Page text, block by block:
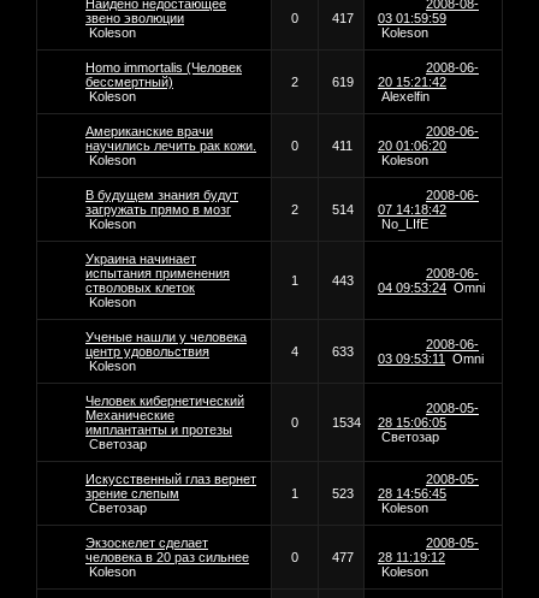
Найдено недостающее
звено эволюции
Koleson
0 417
2008-08-
03 01:59:59
Koleson
Homo immortalis (Человек
бессмертный)
Koleson
2 619
2008-06-
20 15:21:42
Alexelfin
Американские врачи
научились лечить рак кожи.
Koleson
0 411
2008-06-
20 01:06:20
Koleson
В будущем знания будут
загружать прямо в мозг
Koleson
2 514
2008-06-
07 14:18:42
No_LIfE
Украина начинает
испытания применения
стволовых клеток
Koleson
1 443
2008-06-
04 09:53:24 Omni
Ученые нашли у человека
центр удовольствия
Koleson
4 633
2008-06-
03 09:53:11
Omni
Человек кибернетический
Механические
имплантанты и протезы
Светозар
0 1534
2008-05-
28 15:06:05
Светозар
Искусственный глаз вернет
зрение слепым
Светозар
1 523
2008-05-
28 14:56:45
Koleson
Экзоскелет сделает
человека в 20 раз сильнее
Koleson
0 477
2008-05-
28 11:19:12
Koleson